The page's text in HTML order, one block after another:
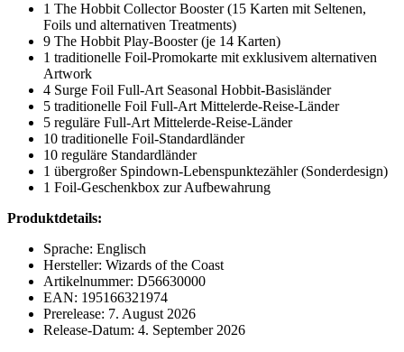
1 The Hobbit Collector Booster (15 Karten mit Seltenen,
Foils und alternativen Treatments)
9 The Hobbit Play-Booster (je 14 Karten)
1 traditionelle Foil-Promokarte mit exklusivem alternativen
Artwork
4 Surge Foil Full-Art Seasonal Hobbit-Basisländer
5 traditionelle Foil Full-Art Mittelerde-Reise-Länder
5 reguläre Full-Art Mittelerde-Reise-Länder
10 traditionelle Foil-Standardländer
10 reguläre Standardländer
1 übergroßer Spindown-Lebenspunktezähler (Sonderdesign)
1 Foil-Geschenkbox zur Aufbewahrung
Produktdetails:
Sprache: Englisch
Hersteller: Wizards of the Coast
Artikelnummer: D56630000
EAN: 195166321974
Prerelease: 7. August 2026
Release-Datum: 4. September 2026